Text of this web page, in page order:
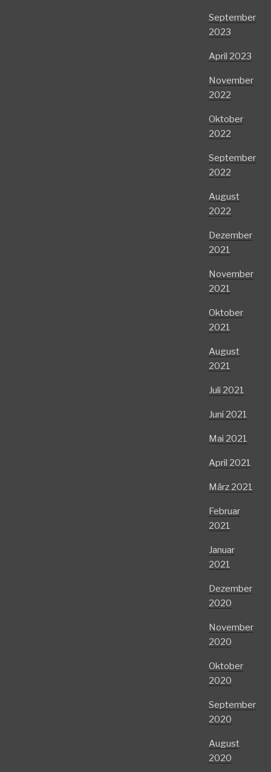
September
2023
April 2023
November
2022
Oktober
2022
September
2022
August
2022
Dezember
2021
November
2021
Oktober
2021
August
2021
Juli 2021
Juni 2021
Mai 2021
April 2021
März 2021
Februar
2021
Januar
2021
Dezember
2020
November
2020
Oktober
2020
September
2020
August
2020